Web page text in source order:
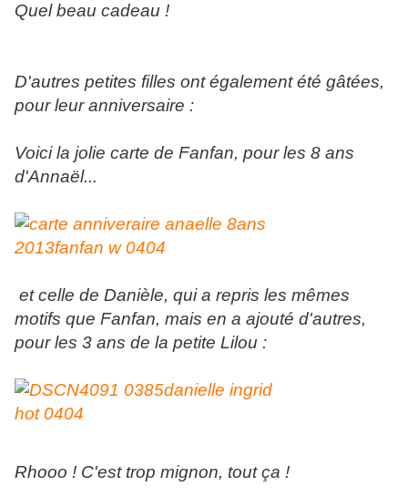
Quel beau cadeau !
D'autres petites filles ont également été gâtées,
pour leur anniversaire :
Voici la jolie carte de Fanfan, pour les 8 ans
d'Annaël...
et celle de Danièle, qui a repris les mêmes
motifs que Fanfan, mais en a ajouté d'autres,
pour les 3 ans de la petite Lilou :
Rhooo ! C'est trop mignon, tout ça !